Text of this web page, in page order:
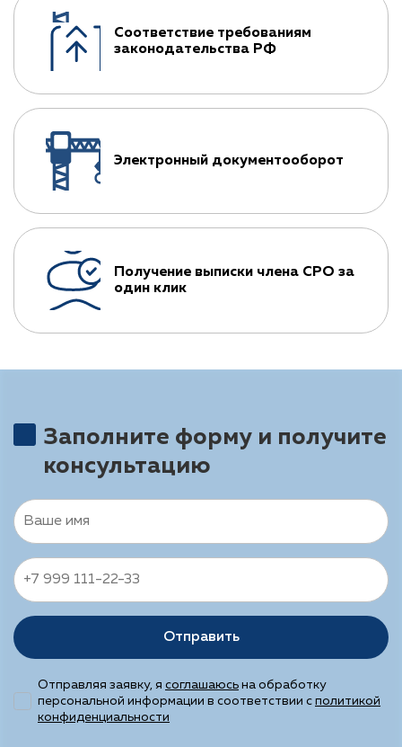
Соответствие требованиям
законодательства РФ
Электронный документооборот
Получение выписки члена СРО за
один клик
Заполните форму и получите
консультацию
Отправить
Отправляя заявку, я соглашаюсь на обработку
персональной информации в соответствии с политикой
конфиденциальности